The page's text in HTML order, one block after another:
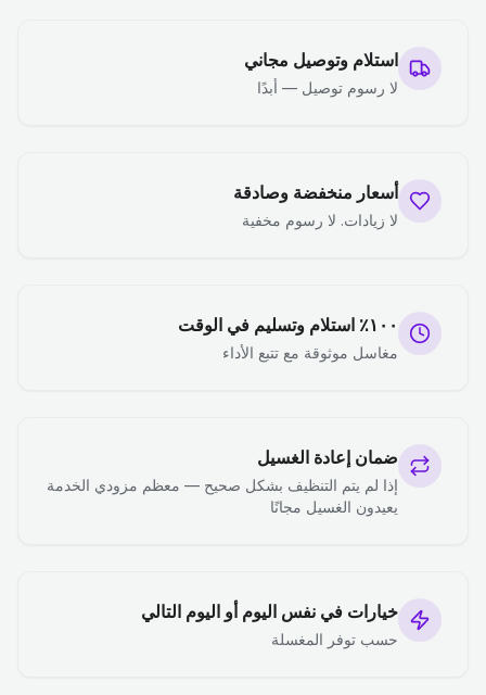
استلام وتوصيل مجاني
لا رسوم توصيل — أبدًا
أسعار منخفضة وصادقة
لا زيادات. لا رسوم مخفية
١٠٠٪ استلام وتسليم في الوقت
مغاسل موثوقة مع تتبع الأداء
ضمان إعادة الغسيل
إذا لم يتم التنظيف بشكل صحيح — معظم مزودي الخدمة
يعيدون الغسيل مجانًا
خيارات في نفس اليوم أو اليوم التالي
حسب توفر المغسلة